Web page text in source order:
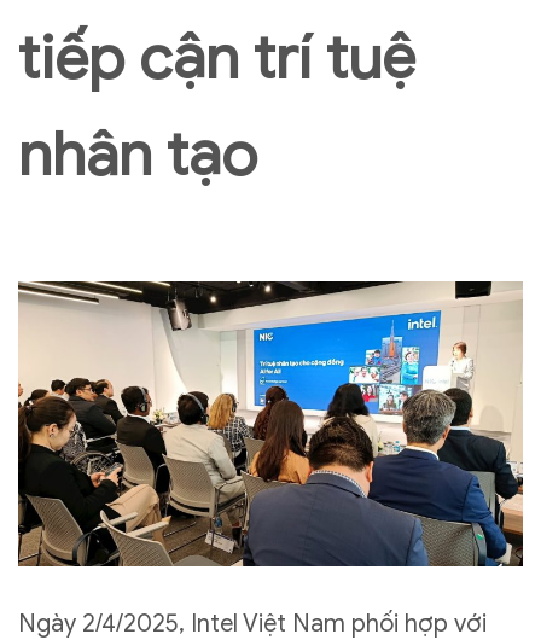
tiếp cận trí tuệ
nhân tạo
Ngày 2/4/2025, Intel Việt Nam phối hợp với